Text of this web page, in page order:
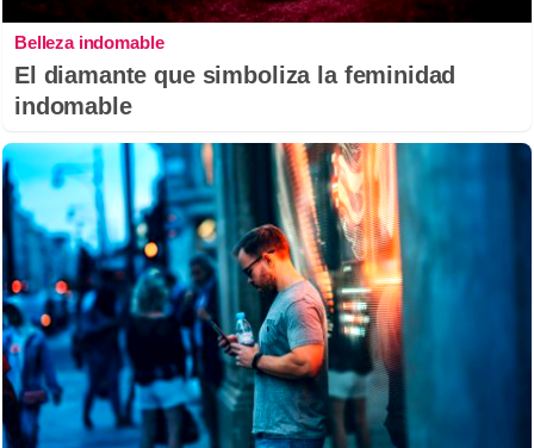
Belleza indomable
El diamante que simboliza la feminidad
indomable